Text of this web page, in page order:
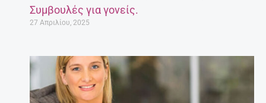
Συμβουλές για γονείς.
27 Απριλίου, 2025